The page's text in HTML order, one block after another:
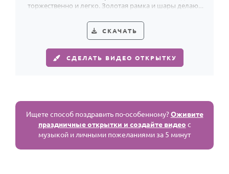
торжественно и легко. Золотая рамка и шары делают
СКАЧАТЬ
СДЕЛАТЬ ВИДЕО ОТКРЫТКУ
Ищете способ поздравить по-особенному?Оживите
праздничные открытки и создайте видео с
музыкой и личными пожеланиями за 5 минут